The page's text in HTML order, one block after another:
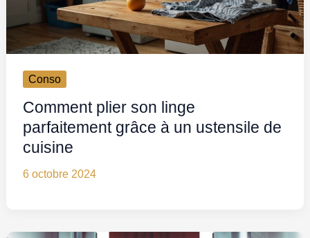
Conso
Comment plier son linge
parfaitement grâce à un ustensile de
cuisine
6 octobre 2024